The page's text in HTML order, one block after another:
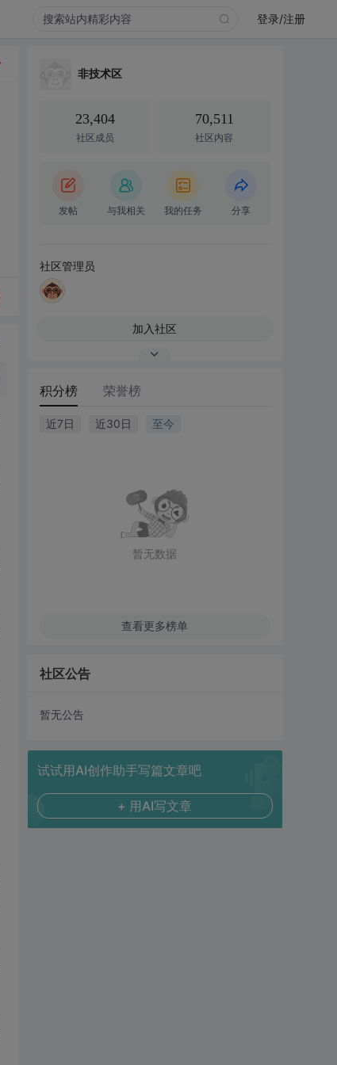
登录/注册
非技术区
23,404
社区成员
70,511
社区内容
发帖 与我相关 我的任务 分享
社区管理员
加入社区
积分榜 荣誉榜
近7日 近30日 至今
暂无数据
查看更多榜单
社区公告
暂无公告
试试用AI创作助手写篇文章吧
+ 用AI写文章